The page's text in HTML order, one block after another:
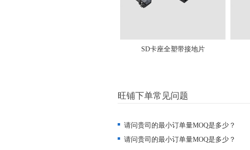
SD卡座全塑带接地片
旺铺下单常见问题
请问贵司的最小订单量MOQ是多少？
请问贵司的最小订单量MOQ是多少？